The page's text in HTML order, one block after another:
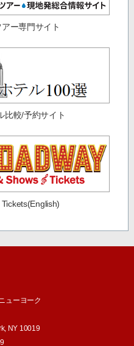
ー専門サイト
比較/予約サイト
ューヨーク
NY 10019